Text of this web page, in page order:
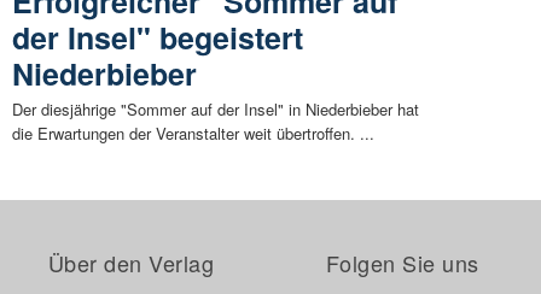
der Insel" begeistert
Niederbieber
Der diesjährige "Sommer auf der Insel" in Niederbieber hat
die Erwartungen der Veranstalter weit übertroffen. ...
Über den Verlag Folgen Sie uns